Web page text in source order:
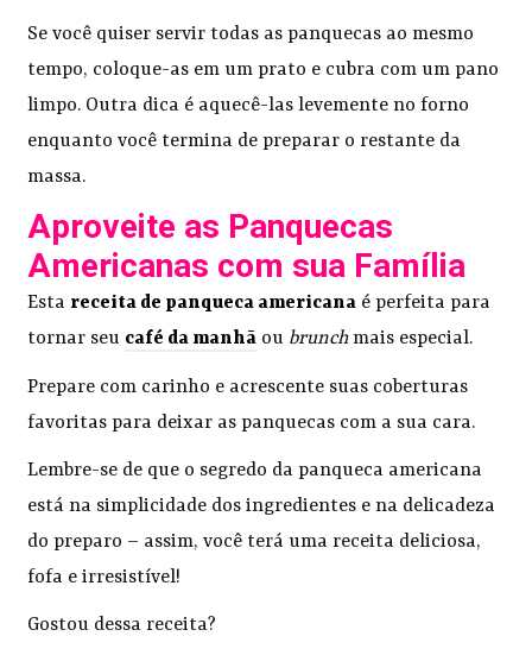
Se você quiser servir todas as panquecas ao mesmo
tempo, coloque-as em um prato e cubra com um pano
limpo. Outra dica é aquecê-las levemente no forno
enquanto você termina de preparar o restante da
massa.
Aproveite as Panquecas
Americanas com sua Família
Esta receita de panqueca americana é perfeita para
tornar seu café da manhã ou brunchmais especial.
Prepare com carinho e acrescente suas coberturas
favoritas para deixar as panquecas com a sua cara.
Lembre-se de que o segredo da panqueca americana
está na simplicidade dos ingredientes e na delicadeza
do preparo – assim, você terá uma receita deliciosa,
fofa e irresistível!
Gostou dessa receita?